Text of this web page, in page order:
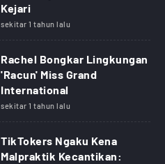
Kejari
sekitar 1 tahun lalu
Rachel Bongkar Lingkungan
'Racun' Miss Grand
International
sekitar 1 tahun lalu
TikTokers Ngaku Kena
Malpraktik Kecantikan: